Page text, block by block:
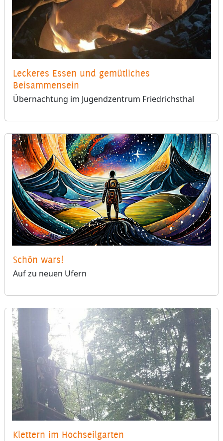
Leckeres Essen und gemütliches
Beisammensein
Übernachtung im Jugendzentrum Friedrichsthal
Schön wars!
Auf zu neuen Ufern
Klettern im Hochseilgarten